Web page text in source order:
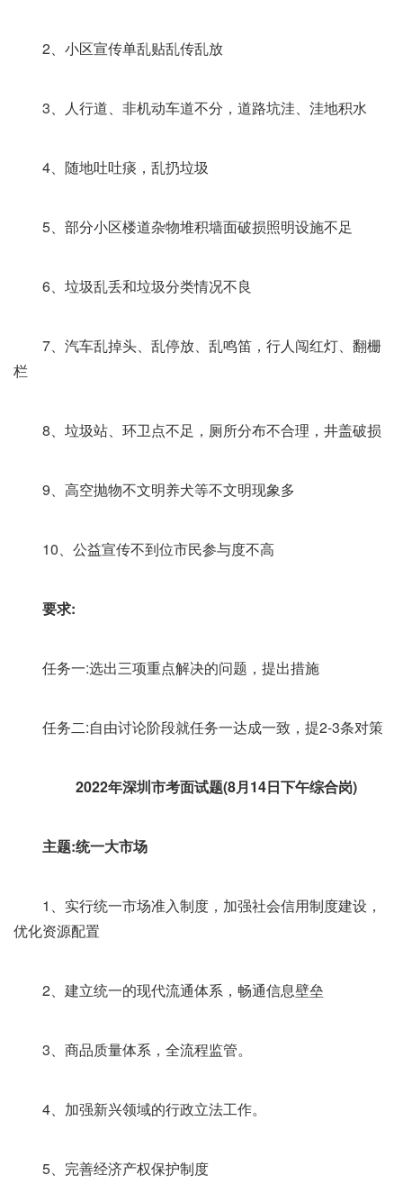
2、小区宣传单乱贴乱传乱放
3、人行道、非机动车道不分，道路坑洼、洼地积水
4、随地吐吐痰，乱扔垃圾
5、部分小区楼道杂物堆积墙面破损照明设施不足
6、垃圾乱丢和垃圾分类情况不良
7、汽车乱掉头、乱停放、乱鸣笛，行人闯红灯、翻栅
栏
8、垃圾站、环卫点不足，厕所分布不合理，井盖破损
9、高空抛物不文明养犬等不文明现象多
10、公益宣传不到位市民参与度不高
要求:
任务一:选出三项重点解决的问题，提出措施
任务二:自由讨论阶段就任务一达成一致，提2-3条对策
2022年深圳市考面试题(8月14日下午综合岗)
主题:统一大市场
1、实行统一市场准入制度，加强社会信用制度建设，
优化资源配置
2、建立统一的现代流通体系，畅通信息壁垒
3、商品质量体系，全流程监管。
4、加强新兴领域的行政立法工作。
5、完善经济产权保护制度